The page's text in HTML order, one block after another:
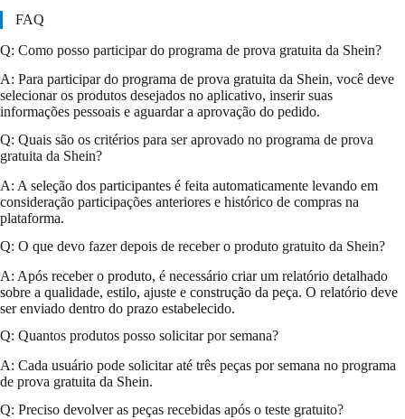
FAQ
Q: Como posso participar do programa de prova gratuita da Shein?
A: Para participar do programa de prova gratuita da Shein, você deve
selecionar os produtos desejados no aplicativo, inserir suas
informações pessoais e aguardar a aprovação do pedido.
Q: Quais são os critérios para ser aprovado no programa de prova
gratuita da Shein?
A: A seleção dos participantes é feita automaticamente levando em
consideração participações anteriores e histórico de compras na
plataforma.
Q: O que devo fazer depois de receber o produto gratuito da Shein?
A: Após receber o produto, é necessário criar um relatório detalhado
sobre a qualidade, estilo, ajuste e construção da peça. O relatório deve
ser enviado dentro do prazo estabelecido.
Q: Quantos produtos posso solicitar por semana?
A: Cada usuário pode solicitar até três peças por semana no programa
de prova gratuita da Shein.
Q: Preciso devolver as peças recebidas após o teste gratuito?